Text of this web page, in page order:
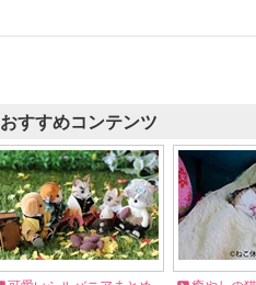
おすすめコンテンツ